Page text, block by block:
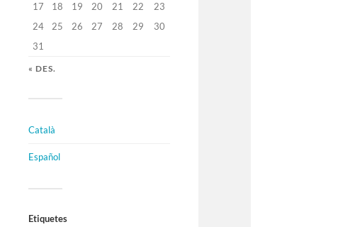
17
18 19 20 21 22
23
24
25 26 27 28 29
30
31
« DES.
Català
Español
Etiquetes